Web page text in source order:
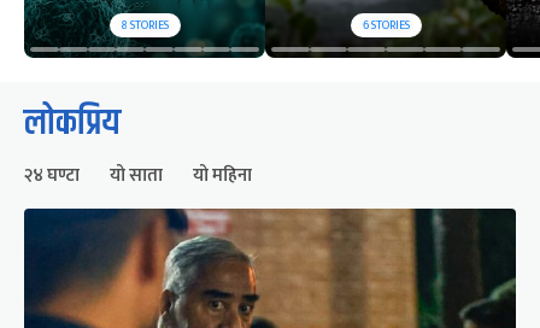
8STORIES 6STORIES
लोकप्रिय
२४ घण्टा यो साता यो महिना